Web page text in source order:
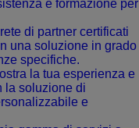
e formazione per
di partner certificati
una soluzione in grado
specifiche.
la tua esperienza e
la soluzione di
e